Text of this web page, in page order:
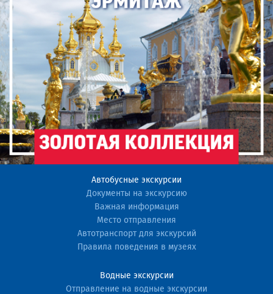
Автобусные экскурсии
Документы на экскурсию
Важная информация
Место отправления
Автотранспорт для экскурсий
Правила поведения в музеях
Водные экскурсии
Отправление на водные экскурсии